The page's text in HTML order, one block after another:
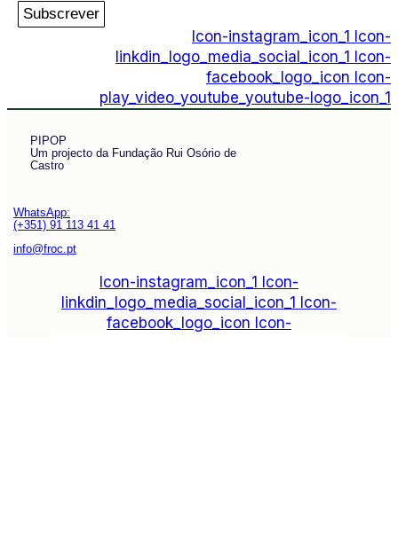
Subscrever
Icon-instagram_icon_1
Icon-
linkdin_logo_media_social_icon_1
Icon-
facebook_logo_icon Icon-
play_video_youtube_youtube-logo_icon_1
PIPOP
Um projecto da Fundação Rui Osório de
Castro
WhatsApp:
(+351) 91 113 41 41
info@froc.pt
Icon-instagram_icon_1
Icon-
linkdin_logo_media_social_icon_1
Icon-
facebook_logo_icon Icon-